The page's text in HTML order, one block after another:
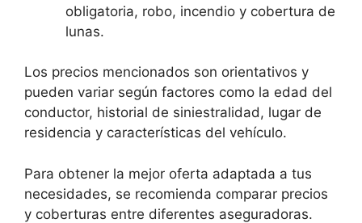
obligatoria, robo, incendio y cobertura de
lunas.
Los precios mencionados son orientativos y
pueden variar según factores como la edad del
conductor, historial de siniestralidad, lugar de
residencia y características del vehículo.
Para obtener la mejor oferta adaptada a tus
necesidades, se recomienda comparar precios
y coberturas entre diferentes aseguradoras.